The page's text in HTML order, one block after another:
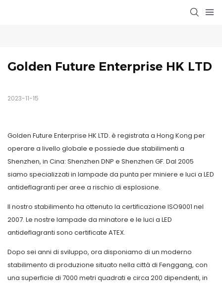
Golden Future Enterprise HK LTD
2023-11-15
Golden Future Enterprise HK LTD. è registrata a Hong Kong per
operare a livello globale e possiede due stabilimenti a
Shenzhen, in Cina: Shenzhen DNP e Shenzhen GF. Dal 2005
siamo specializzati in lampade da punta per miniere e luci a LED
antideflagranti per aree a rischio di esplosione.
Il nostro stabilimento ha ottenuto la certificazione ISO9001 nel
2007. Le nostre lampade da minatore e le luci a LED
antideflagranti sono certificate ATEX.
Dopo sei anni di sviluppo, ora disponiamo di un moderno
stabilimento di produzione situato nella città di Fenggang, con
una superficie di 7000 metri quadrati e circa 200 dipendenti, in